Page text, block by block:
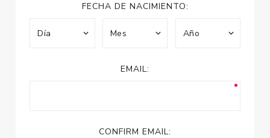
FECHA DE NACIMIENTO:
EMAIL:
CONFIRM EMAIL: